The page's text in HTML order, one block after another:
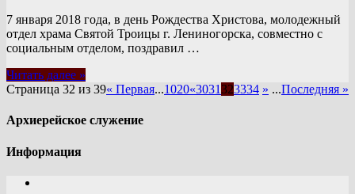
7 января 2018 года, в день Рождества Христова, молодежный
отдел храма Святой Троицы г. Лениногорска, совместно с
социальным отделом, поздравил …
Читать далее »
Страница 32 из 39« Первая...1020«3031 323334 » ...Последняя »
Архиерейское служение
Информация